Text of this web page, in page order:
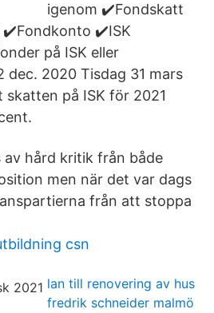
igenom ✔️Fondskatt
✔️ISK
på ISK eller
dec. 2020 Tisdag 31 mars
på ISK för 2021
av hård kritik från både
men när det var dags
från att stoppa
csn
lan till renovering av hus
fredrik schneider malmö